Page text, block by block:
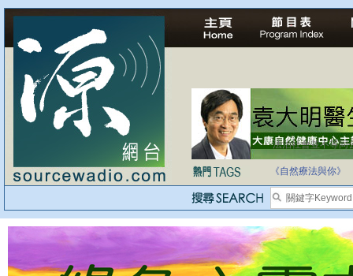
法治社會並不等同
自家教育合法化-
《自然療法與你》